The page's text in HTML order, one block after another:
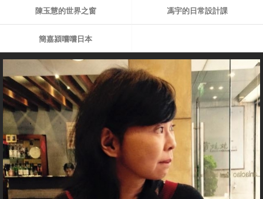
陳玉慧的世界之窗 馮宇的日常設計課
簡嘉潁嚐嚐日本